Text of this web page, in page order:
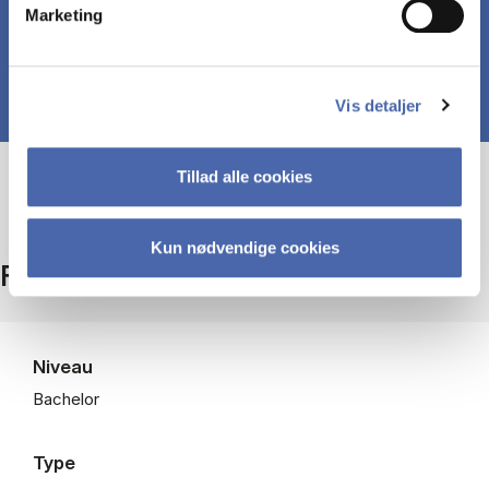
Marketing
Vis detaljer
Tillad alle cookies
Kun nødvendige cookies
Fakta
Niveau
Bachelor
Type